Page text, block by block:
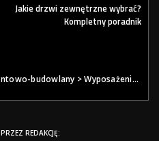
Jakie drzwi zewnętrzne wybrać?
Kompletny poradnik
budowlany >Wyposażenie >
REDAKCJĘ: